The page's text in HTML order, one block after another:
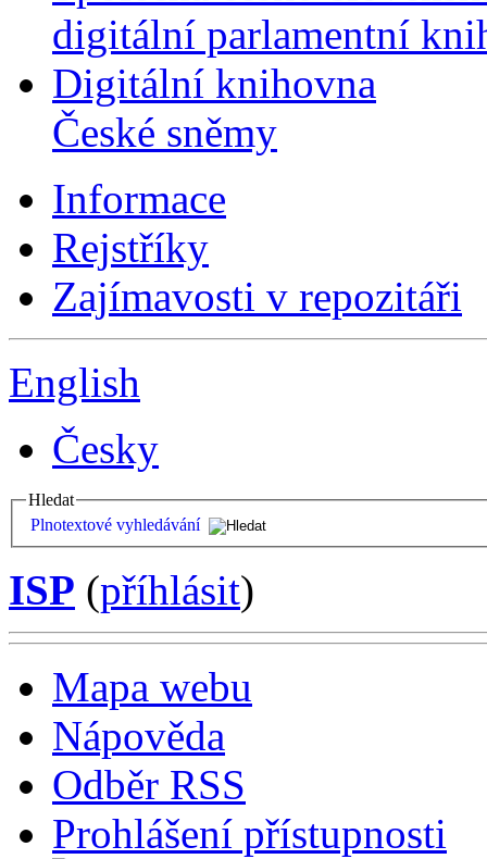
digitální parlamentní
Digitální knihovna
České sněmy
Informace
Rejstříky
Zajímavosti v repozitáři
English
Česky
Hledat
Plnotextové vyhledávání
ISP (příhlásit)
Mapa webu
Nápověda
Odběr RSS
Prohlášení přístupnosti